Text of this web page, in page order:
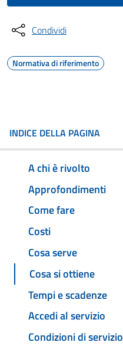
Condividi
Normativa di riferimento
INDICE DELLA PAGINA
A chi è rivolto
Approfondimenti
Come fare
Costi
Cosa serve
Cosa si ottiene
Tempi e scadenze
Accedi al servizio
Condizioni di servizio